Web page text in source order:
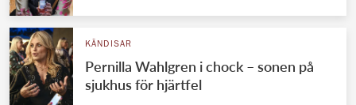
VÄRLDENS KUNGAHUS
Svenska kungahuset
Brittiska kungahuset
REDAKTION
KÄNDISAR
Pernilla Wahlgren i chock – sonen på
sjukhus för hjärtfel